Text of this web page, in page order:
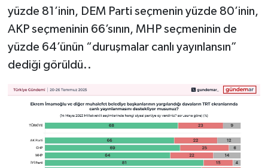
yüzde 81’inin, DEM Parti seçmenin yüzde 80’inin,
AKP seçmeninin 66’sının, MHP seçmeninin de
yüzde 64’ünün “duruşmalar canlı yayınlansın”
dediği görüldü..